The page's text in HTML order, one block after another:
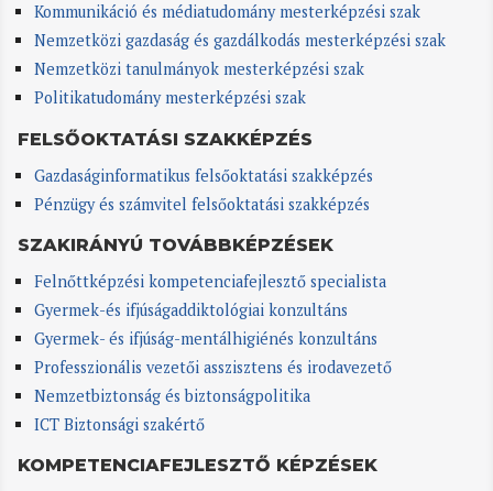
Kommunikáció és médiatudomány mesterképzési szak
Nemzetközi gazdaság és gazdálkodás mesterképzési szak
Nemzetközi tanulmányok mesterképzési szak
Politikatudomány mesterképzési szak
FELSŐOKTATÁSI SZAKKÉPZÉS
Gazdaságinformatikus felsőoktatási szakképzés
Pénzügy és számvitel felsőoktatási szakképzés
SZAKIRÁNYÚ TOVÁBBKÉPZÉSEK
Felnőttképzési kompetenciafejlesztő specialista
Gyermek-és ifjúságaddiktológiai konzultáns
Gyermek- és ifjúság-mentálhigiénés konzultáns
Professzionális vezetői asszisztens és irodavezető
Nemzetbiztonság és biztonságpolitika
ICT Biztonsági szakértő
KOMPETENCIAFEJLESZTŐ KÉPZÉSEK